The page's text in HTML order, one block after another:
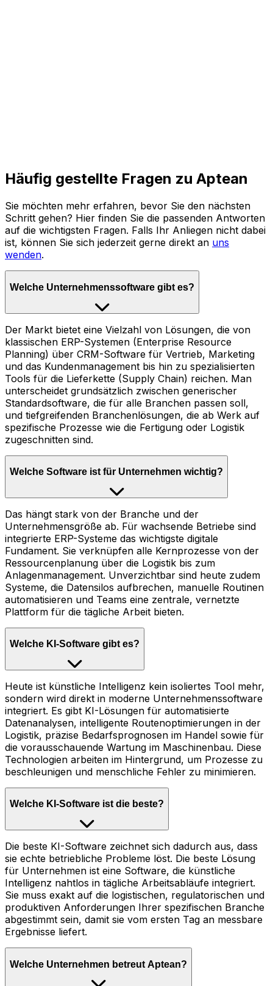
Häufig gestellte Fragen zu Aptean
Sie möchten mehr erfahren, bevor Sie den nächsten
Schritt gehen? Hier finden Sie die passenden Antworten
auf die wichtigsten Fragen. Falls Ihr Anliegen nicht dabei
ist, können Sie sich jederzeit gerne direkt an uns
wenden.
Welche Unternehmenssoftware gibt es?
Der Markt bietet eine Vielzahl von Lösungen, die von
klassischen ERP-Systemen (Enterprise Resource
Planning) über CRM-Software für Vertrieb, Marketing
und das Kundenmanagement bis hin zu spezialisierten
Tools für die Lieferkette (Supply Chain) reichen. Man
unterscheidet grundsätzlich zwischen generischer
Standardsoftware, die für alle Branchen passen soll,
und tiefgreifenden Branchenlösungen, die ab Werk auf
spezifische Prozesse wie die Fertigung oder Logistik
zugeschnitten sind.
Welche Software ist für Unternehmen wichtig?
Das hängt stark von der Branche und der
Unternehmensgröße ab. Für wachsende Betriebe sind
integrierte ERP-Systeme das wichtigste digitale
Fundament. Sie verknüpfen alle Kernprozesse von der
Ressourcenplanung über die Logistik bis zum
Anlagenmanagement. Unverzichtbar sind heute zudem
Systeme, die Datensilos aufbrechen, manuelle Routinen
automatisieren und Teams eine zentrale, vernetzte
Plattform für die tägliche Arbeit bieten.
Welche KI-Software gibt es?
Heute ist künstliche Intelligenz kein isoliertes Tool mehr,
sondern wird direkt in moderne Unternehmenssoftware
integriert. Es gibt KI-Lösungen für automatisierte
Datenanalysen, intelligente Routenoptimierungen in der
Logistik, präzise Bedarfsprognosen im Handel sowie für
die vorausschauende Wartung im Maschinenbau. Diese
Technologien arbeiten im Hintergrund, um Prozesse zu
beschleunigen und menschliche Fehler zu minimieren.
Welche KI-Software ist die beste?
Die beste KI-Software zeichnet sich dadurch aus, dass
sie echte betriebliche Probleme löst. Die beste Lösung
für Unternehmen ist eine Software, die künstliche
Intelligenz nahtlos in tägliche Arbeitsabläufe integriert.
Sie muss exakt auf die logistischen, regulatorischen und
produktiven Anforderungen Ihrer spezifischen Branche
abgestimmt sein, damit sie vom ersten Tag an messbare
Ergebnisse liefert.
Welche Unternehmen betreut Aptean?